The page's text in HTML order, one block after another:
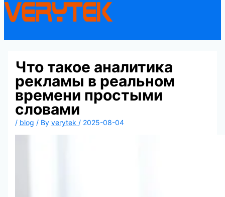
Что такое аналитика
рекламы в реальном
времени простыми
словами
/ blog / By verytek / 2025-08-04